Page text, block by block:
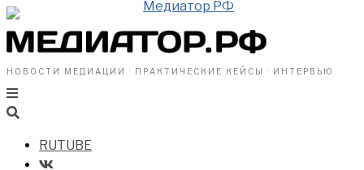
НОВОСТИ МЕДИАЦИИ · ПРАКТИЧЕСКИЕ КЕЙСЫ · ИНТЕРВЬЮ
RUTUBE